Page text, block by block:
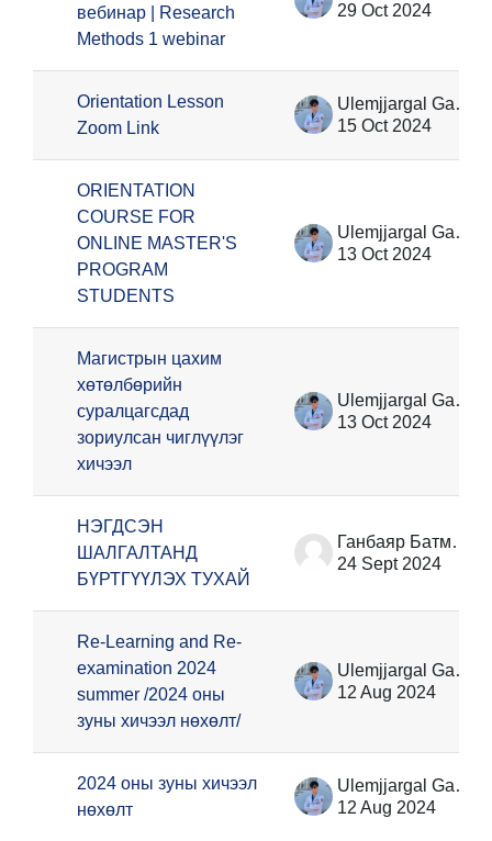
вебинар | Research
Methods 1 webinar
29 Oct 2024
Orientation Lesson
Zoom Link
Ulemjjargal Ganzorig
15 Oct 2024
ORIENTATION
COURSE FOR
ONLINE MASTER'S
PROGRAM
STUDENTS
Ulemjjargal Ganzorig
13 Oct 2024
Магистрын цахим
хөтөлбөрийн
суралцагсдад
зориулсан чиглүүлэг
хичээл
Ulemjjargal Ganzorig
13 Oct 2024
НЭГДСЭН
ШАЛГАЛТАНД
БҮРТГҮҮЛЭХ ТУХАЙ
Ганбаяр Батмөнх
24 Sept 2024
Re-Learning and Re-
examination 2024
summer /2024 оны
зуны хичээл нөхөлт/
Ulemjjargal Ganzorig
12 Aug 2024
2024 оны зуны хичээл
нөхөлт
Ulemjjargal Ganzorig
12 Aug 2024